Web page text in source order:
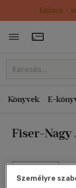
Kulacs /
Könyvek E-
Fiser-Nagy
Rendezés
Kiadás éve
Ár szerint
Eladott
Cím szerint
Szerző
Személyre